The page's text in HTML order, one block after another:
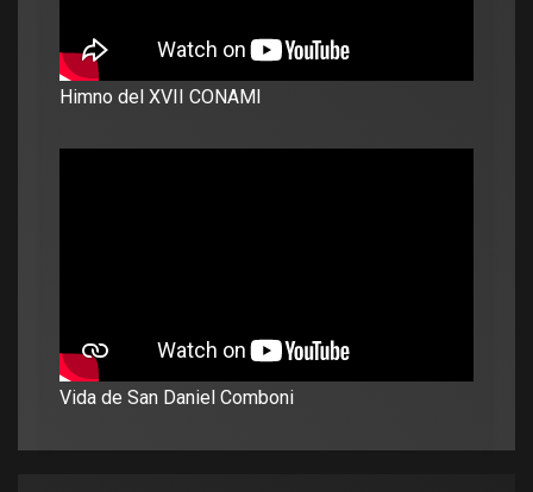
Himno del XVII CONAMI
Vida de San Daniel Comboni